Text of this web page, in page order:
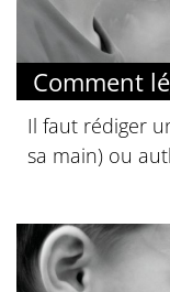
Comment
Il faut rédiger
sa main) ou